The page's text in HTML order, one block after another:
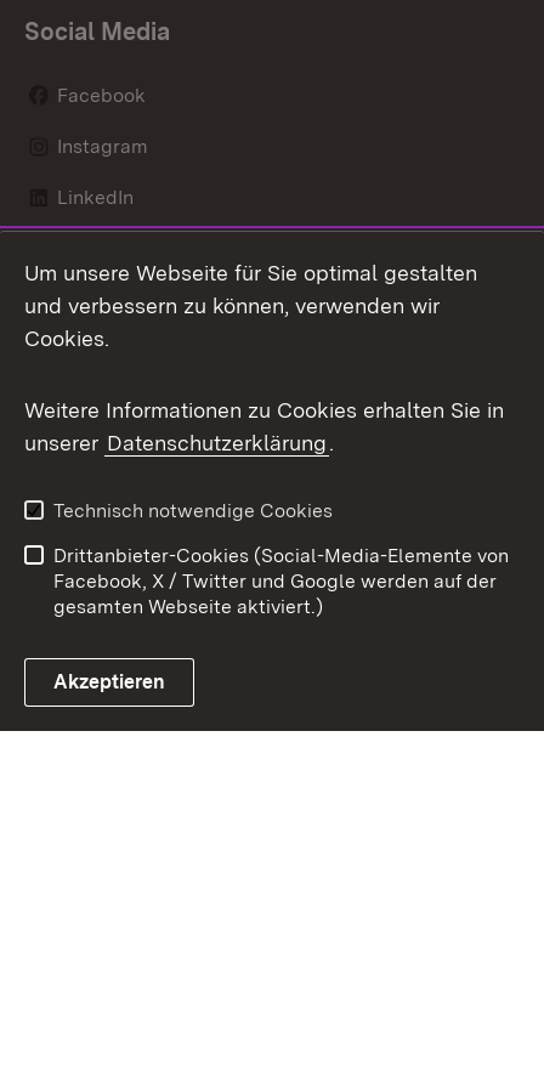
Social Media
Facebook
Instagram
LinkedIn
X / Twitter
Youtube
Link zum Landesportal
Kontakt
Datenschutz
Barrierefreiheit
Impressum
Cookies
Um unsere Webseite für Sie optimal gestalten
und verbessern zu können, verwenden wir
Cookies.
Weitere Informationen zu Cookies erhalten Sie in
unserer Datenschutzerklärung.
Technisch notwendige Cookies
Drittanbieter-Cookies (Social-Media-Elemente von
Facebook, X / Twitter und Google werden auf der
gesamten Webseite aktiviert.)
Akzeptieren